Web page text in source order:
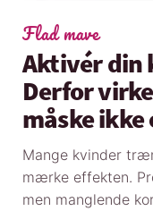
Flad mave
Aktivér din
Derfor
måske
Mange kvinder
mærke effekten.
men manglende